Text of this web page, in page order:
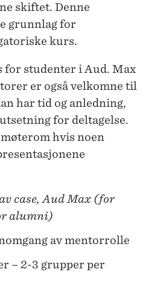
skiftet. Denne
grunnlag for
kurs.
for studenter i Aud. Max
er også velkomne til
har tid og anledning,
for deltagelse.
hvis noen
case, Aud Max (for
alumni)
av mentorrolle
– 2-3 grupper per